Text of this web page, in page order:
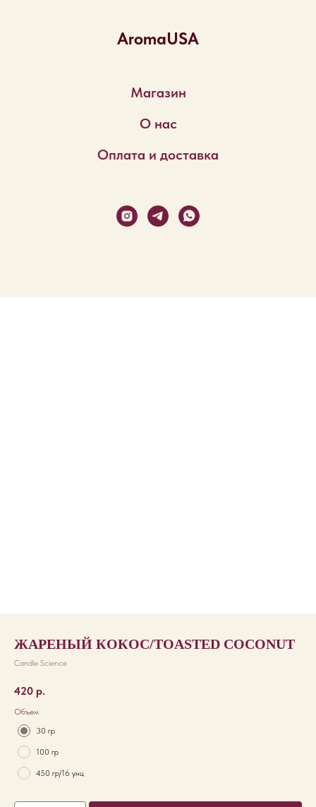
AromaUSA
Магазин
О нас
Оплата и доставка
ЖАРЕНЫЙ КОКОС/TOASTED COCONUT
Candle Science
420 р.
Объем
30 гр
100 гр
450 гр/16 унц